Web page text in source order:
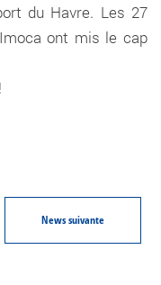
du Havre. Les 27
ont mis le cap
Newssuivante